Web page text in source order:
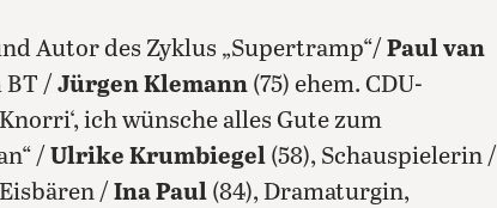
Autor des Zyklus „Supertramp“/ Paul van
BT / Jürgen Klemann (75) ehem. CDU-
ich wünsche alles Gute zum
/ Ulrike Krumbiegel (58), Schauspielerin /
/ Ina Paul (84), Dramaturgin,